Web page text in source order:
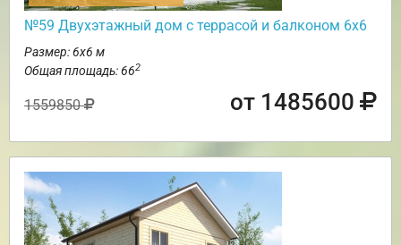
№59 Двухэтажный дом с террасой и балконом 6х6
Размер: 6х6 м
Общая площадь: 662
1559850 от 1485600